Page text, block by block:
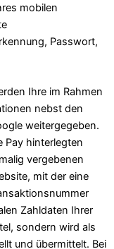
mobilen
Passwort,
Ihre im Rahmen
nebst den
weitergegeben.
Pay hinterlegten
vergebenen
mit der eine
Zahldaten Ihrer
sondern wird als
und übermittelt. Bei